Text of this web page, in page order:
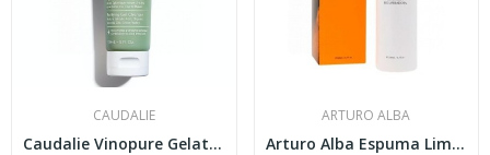
CAUDALIE
Caudalie Vinopure Gelatina Limpiadora...
ARTURO ALBA
Arturo Alba Espuma Limpiadora Recuperadora 200 ml